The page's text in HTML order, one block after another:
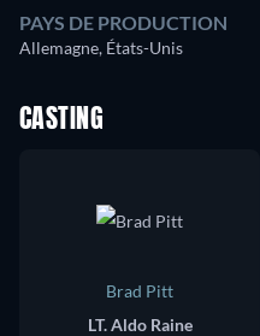
PAYS DE PRODUCTION
Allemagne, États-Unis
CASTING
Brad Pitt
LT. Aldo Raine